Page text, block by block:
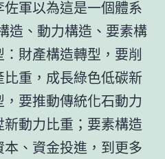
軍以為這是一個體系
造、動力構造、要素構
財產構造轉型，要削
重，成長綠色低碳新
要推動傳統化石動力
動力比重；要素構造
、資金投進，到更多